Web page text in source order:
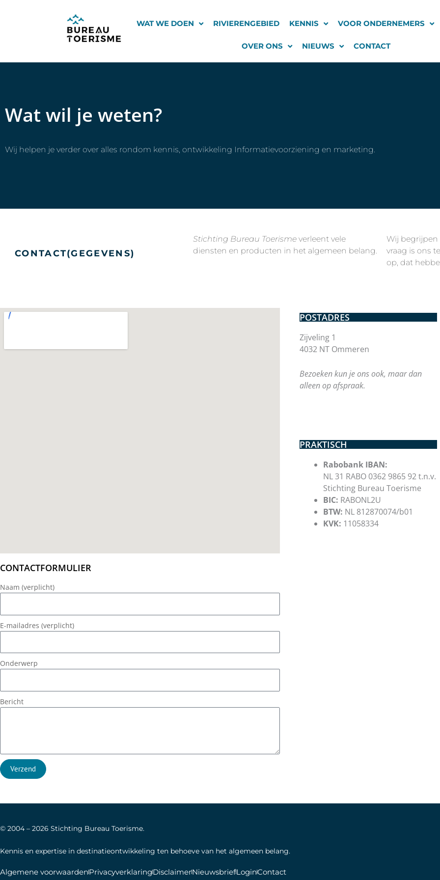
WAT WE DOEN RIVIERENGEBIED KENNIS VOOR ONDERNEMERS
OVER ONS NIEUWS CONTACT
Wat wil je weten?
Wij helpen je verder over alles rondom kennis, ontwikkeling Informatievoorziening en marketing.
CONTACT(GEGEVENS)
Stichting Bureau Toerisme verleent vele
diensten en producten in het algemeen belang.
Wij begrijpen
vraag is ons
op, dat
CONTACTFORMULIER
Naam (verplicht)
E-mailadres (verplicht)
Onderwerp
Bericht
Verzend
POSTADRES
Zijveling 1
4032 NT Ommeren
Bezoeken kun je ons ook, maar dan
alleen op afspraak.
PRAKTISCH
Rabobank IBAN:
NL 31 RABO 0362 9865 92 t.n.v.
Stichting Bureau Toerisme
BIC: RABONL2U
BTW: NL 812870074/b01
KVK: 11058334
© 2004 – 2026 Stichting Bureau Toerisme.
Kennis en expertise in destinatieontwikkeling ten behoeve van het algemeen belang.
Algemene voorwaardenPrivacyverklaringDisclaimerNieuwsbriefLoginContact